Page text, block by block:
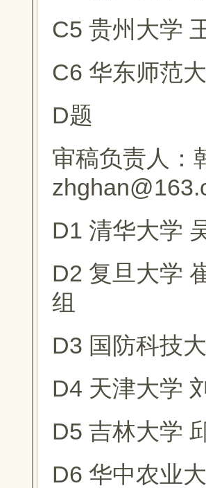
C5 贵州大学
C6 华东师范
D题
审稿负责人：
D1 清华大学
D2 复旦大学
组
D3 国防科技
D4 天津大学
D5 吉林大学
D6 华中农业